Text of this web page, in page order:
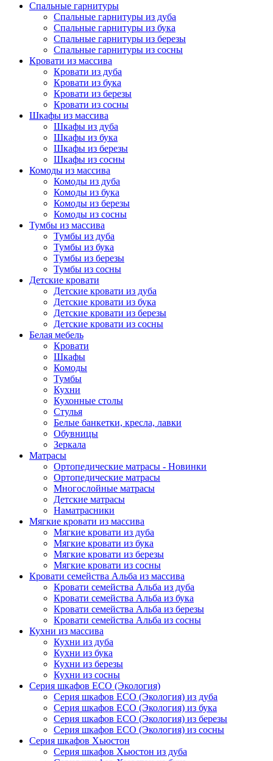
Спальные гарнитуры
Спальные гарнитуры из дуба
Спальные гарнитуры из бука
Спальные гарнитуры из березы
Спальные гарнитуры из сосны
Кровати из массива
Кровати из дуба
Кровати из бука
Кровати из березы
Кровати из сосны
Шкафы из массива
Шкафы из дуба
Шкафы из бука
Шкафы из березы
Шкафы из сосны
Комоды из массива
Комоды из дуба
Комоды из бука
Комоды из березы
Комоды из сосны
Тумбы из массива
Тумбы из дуба
Тумбы из бука
Тумбы из березы
Тумбы из сосны
Детские кровати
Детские кровати из дуба
Детские кровати из бука
Детские кровати из березы
Детские кровати из сосны
Белая мебель
Кровати
Шкафы
Комоды
Тумбы
Кухни
Кухонные столы
Стулья
Белые банкетки, кресла, лавки
Обувницы
Зеркала
Матрасы
Ортопедические матрасы - Новинки
Ортопедические матрасы
Многослойные матрасы
Детские матрасы
Наматрасники
Мягкие кровати из массива
Мягкие кровати из дуба
Мягкие кровати из бука
Мягкие кровати из березы
Мягкие кровати из сосны
Кровати семейства Альба из массива
Кровати семейства Альба из дуба
Кровати семейства Альба из бука
Кровати семейства Альба из березы
Кровати семейства Альба из сосны
Кухни из массива
Кухни из дуба
Кухни из бука
Кухни из березы
Кухни из сосны
Серия шкафов ECO (Экология)
Серия шкафов ECO (Экология) из дуба
Серия шкафов ECO (Экология) из бука
Серия шкафов ECO (Экология) из березы
Серия шкафов ECO (Экология) из сосны
Серия шкафов Хьюстон
Серия шкафов Хьюстон из дуба